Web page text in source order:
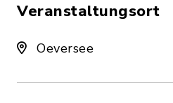
Veranstaltungsort
Oeversee